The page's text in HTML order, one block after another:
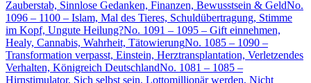
Zauberstab, Sinnlose Gedanken, Finanzen, Bewusstsein & GeldNo.
1096 – 1100 – Islam, Mal des Tieres, Schuldübertragung, Stimme
im Kopf, Ungute Heilung?No. 1091 – 1095 – Gift einnehmen,
Healy, Cannabis, Wahrheit, TätowierungNo. 1085 – 1090 –
Transformation verpasst, Einstein, Herztransplantation, Verletzendes
Verhalten, Königreich DeutschlandNo. 1081 – 1085 –
Hirnstimulator, Sich selbst sein, Lottomillionär werden, Nicht